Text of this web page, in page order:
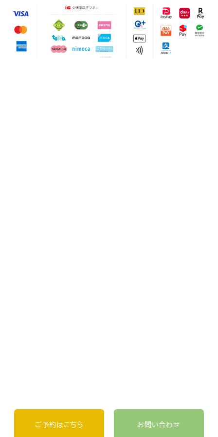
ご予約はこちら お問い合わせ